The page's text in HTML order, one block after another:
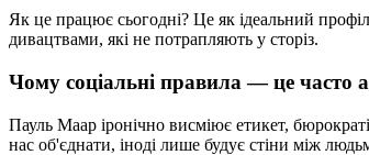
Як це працює сьогодні? Це як ідеальний
дивацтвами, які не потрапляють у сторіз.
Чому соціальні правила — це часто
Пауль Маар іронічно висміює етикет,
нас об'єднати, іноді лише будує стіни між